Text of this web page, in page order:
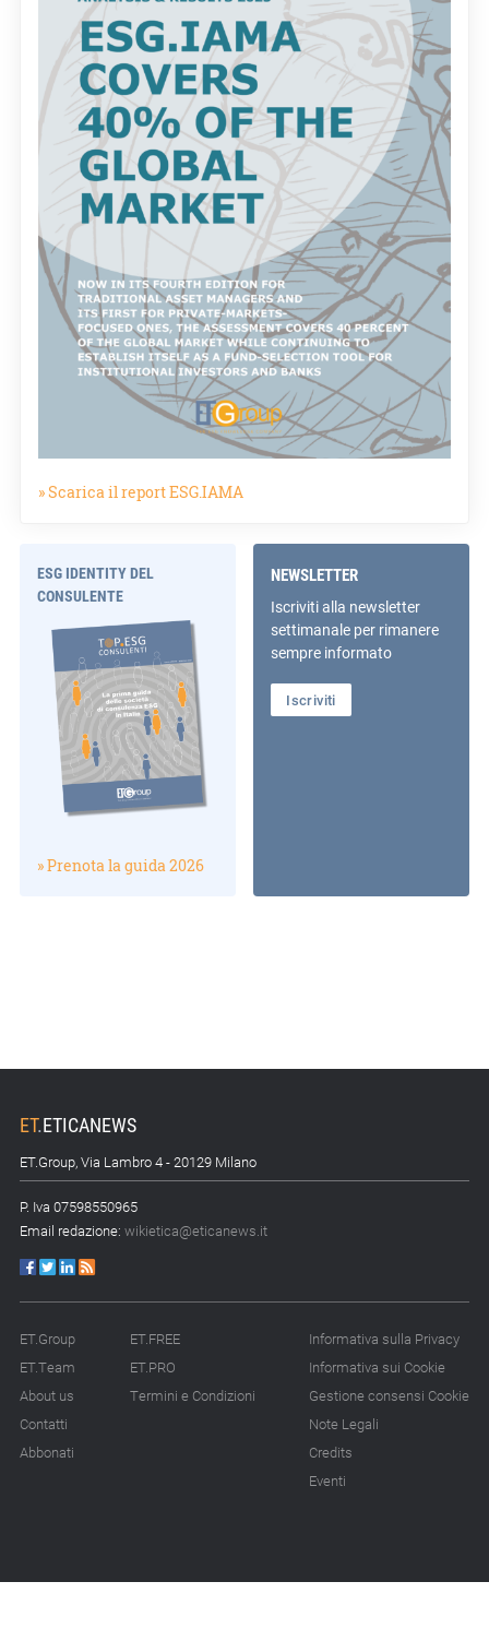
» Scarica il report ESG.IAMA
ESG IDENTITY DEL
CONSULENTE
» Prenota la guida 2026
NEWSLETTER
Iscriviti alla newsletter
settimanale per rimanere
sempre informato
Iscriviti
ET.ETICANEWS
ET.Group, Via Lambro 4 - 20129 Milano
P. Iva 07598550965
Email redazione: wikietica@eticanews.it
ET.Group
ET.Team
About us
Contatti
Abbonati
ET.FREE
ET.PRO
Termini e Condizioni
Informativa sulla Privacy
Informativa sui Cookie
Gestione consensi Cookie
Note Legali
Credits
Eventi